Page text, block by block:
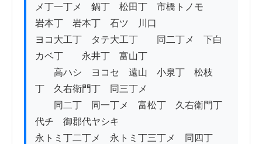
メ丁一丁メ　鍋丁　松田丁　市橋トノモ
岩本丁　岩本丁　石ツ　川口
ヨコ大工丁　タテ大工丁　　同二丁メ　下白
カベ丁　　永井丁　富山丁
高ハシ　ヨコセ　遠山　小泉丁　松枝
丁　久右衛門丁　同三丁メ
同二丁　同一丁メ　富松丁　久右衛門丁
代チ　御郡代ヤシキ
永トミ丁二丁メ　永トミ丁三丁メ　同四丁